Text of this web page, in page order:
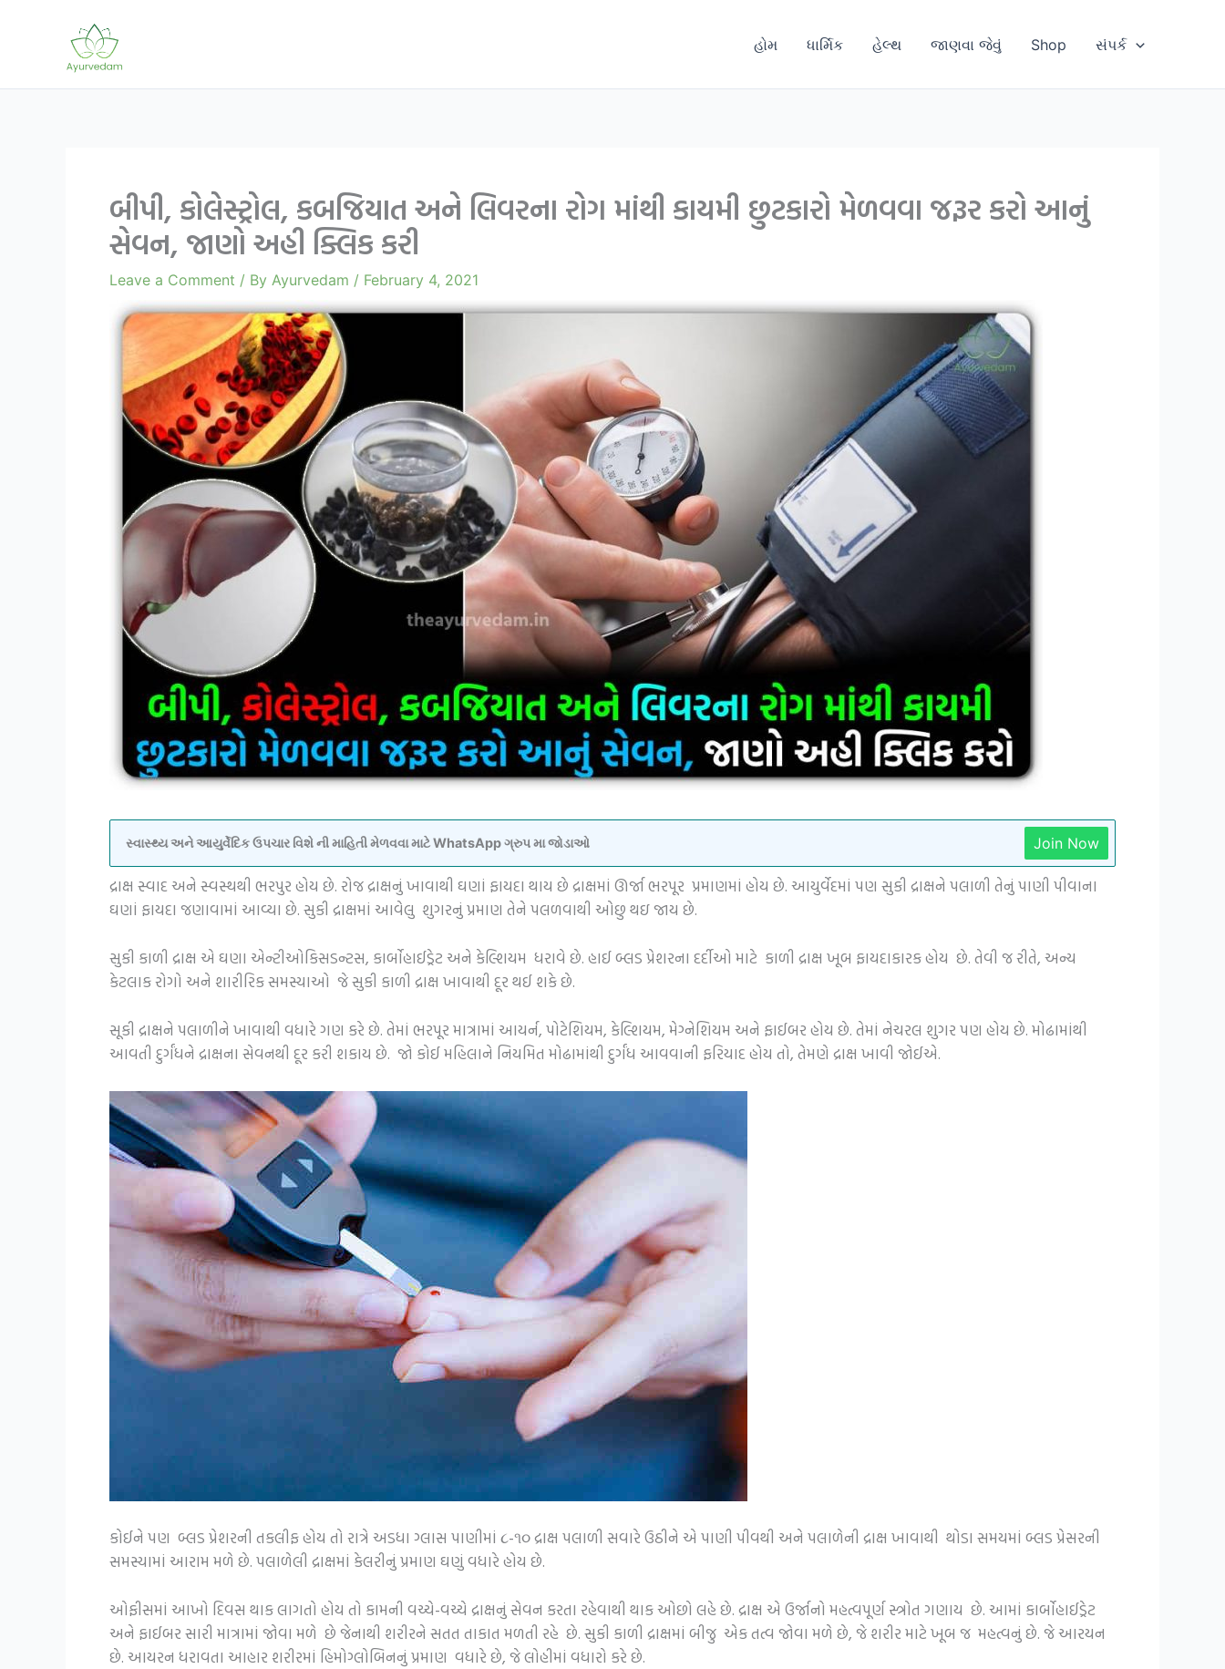
હોમ ધાર્મિક હેલ્થ જાણવા જેવું Shop સંપર્ક
બીપી, કોલેસ્ટ્રોલ, કબજિયાત અને લિવરના રોગ માંથી કાયમી છુટકારો મેળવવા જરૂર કરો આનું
સેવન, જાણો અહી ક્લિક કરી
Leave a Comment / By Ayurvedam / February 4, 2021
સ્વાસ્થ્ય અને આયુર્વેદિક ઉપચાર વિશે ની માહિતી મેળવવા માટે WhatsApp ગ્રુપ મા જોડાઓ Join Now
દ્રાક્ષ સ્વાદ અને સ્વસ્થથી ભરપુર હોય છે. રોજ દ્રાક્ષનું ખાવાથી ઘણાં ફાયદા થાય છે દ્રાક્ષમાં ઊર્જા ભરપૂર પ્રમાણમાં હોય છે. આયુર્વેદમાં પણ સુકી દ્રાક્ષને પલાળી તેનું પાણી પીવાના
ઘણાં ફાયદા જણાવામાં આવ્યા છે. સુકી દ્રાક્ષમાં આવેલુ શુગરનું પ્રમાણ તેને પલળવાથી ઓછુ થઇ જાય છે.
સુકી કાળી દ્રાક્ષ એ ઘણા એન્ટીઓકિસડન્ટસ, કાર્બોહાઈડ્રેટ અને કેલ્શિયમ ધરાવે છે. હાઈ બ્લડ પ્રેશરના દર્દીઓ માટે કાળી દ્રાક્ષ ખૂબ ફાયદાકારક હોય છે. તેવી જ રીતે, અન્ય
કેટલાક રોગો અને શારીરિક સમસ્યાઓ જે સુકી કાળી દ્રાક્ષ ખાવાથી દૂર થઈ શકે છે.
સૂકી દ્રાક્ષને પલાળીને ખાવાથી વધારે ગણ કરે છે. તેમાં ભરપૂર માત્રામાં આયર્ન, પોટેશિયમ, કેલ્શિયમ, મેગ્નેશિયમ અને ફાઈબર હોય છે. તેમાં નેચરલ શુગર પણ હોય છે. મોઢામાંથી
આવતી દુર્ગંધને દ્રાક્ષના સેવનથી દૂર કરી શકાય છે. જો કોઈ મહિલાને નિયમિત મોઢામાંથી દુર્ગંધ આવવાની ફરિયાદ હોય તો, તેમણે દ્રાક્ષ ખાવી જોઈએ.
કોઈને પણ બ્લડ પ્રેશરની તકલીફ હોય તો રાત્રે અડધા ગ્લાસ પાણીમાં ૮-૧૦ દ્રાક્ષ પલાળી સવારે ઉઠીને એ પાણી પીવથી અને પલાળેની દ્રાક્ષ ખાવાથી થોડા સમયમાં બ્લડ પ્રેસરની
સમસ્યામાં આરામ મળે છે. પલાળેલી દ્રાક્ષમાં કેલરીનું પ્રમાણ ઘણું વધારે હોય છે.
ઓફીસમાં આખો દિવસ થાક લાગતો હોય તો કામની વચ્ચે-વચ્ચે દ્રાક્ષનું સેવન કરતા રહેવાથી થાક ઓછો લહે છે. દ્રાક્ષ એ ઉર્જાનો મહત્વપૂર્ણ સ્ત્રોત ગણાય છે. આમાં કાર્બોહાઈડ્રેટ
અને ફાઈબર સારી માત્રામાં જોવા મળે છે જેનાથી શરીરને સતત તાકાત મળતી રહે છે. સુકી કાળી દ્રાક્ષમાં બીજુ એક તત્વ જોવા મળે છે, જે શરીર માટે ખૂબ જ મહત્વનું છે. જે આરયન
છે. આયરન ધરાવતા આહાર શરીરમાં હિમોગ્લોબિનનું પ્રમાણ વધારે છે, જે લોહીમાં વધારો કરે છે.